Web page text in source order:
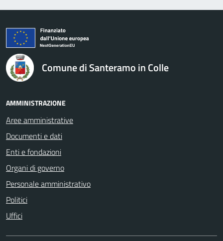
logo Unione Europea
Comune di Santeramo in Colle
AMMINISTRAZIONE
Aree amministrative
Documenti e dati
Enti e fondazioni
Organi di governo
Personale amministrativo
Politici
Uffici